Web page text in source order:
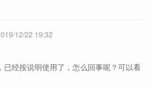
12/22 19:32
已经按说明使用了，怎么回事呢？可以看